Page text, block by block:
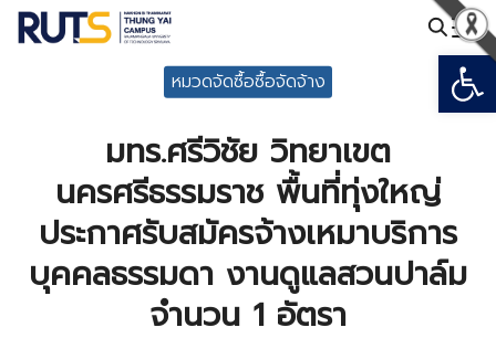
Skip
หมวดจัดซื้อซื้อจัดจ้าง
มทร.ศรีวิชัย วิทยาเขต
นครศรีธรรมราช พื้นที่ทุ่งใหญ่
ประกาศรับสมัครจ้างเหมาบริการ
บุคคลธรรมดา งานดูแลสวนปาล์ม
จำนวน 1 อัตรา